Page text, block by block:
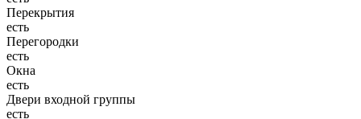
Перекрытия
есть
Перегородки
есть
Окна
есть
Двери входной группы
есть